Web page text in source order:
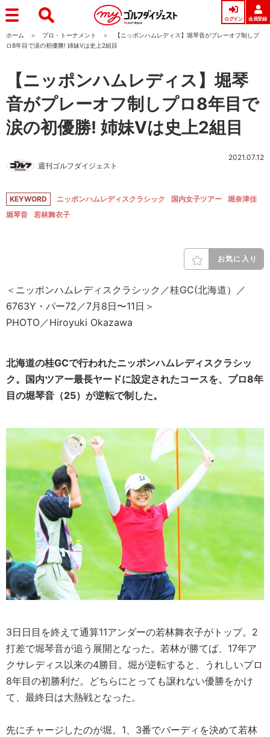
ログイン 会員登録
ホーム プロ・トーナメント
【ニッポンハムレディス】堀琴音がプレーオフ制しプ
ロ8年目で涙の初優勝! 姉妹Vは史上2組目
【ニッポンハムレディス】堀琴
音がプレーオフ制しプロ8年目で
涙の初優勝! 姉妹Vは史上2組目
週刊ゴルフダイジェスト
2021.07.12
KEYWORD ニッポンハムレディスクラシック 国内女子ツアー
堀奈津佳
堀琴音
若林舞衣子
お気に入り
＜ニッポンハムレディスクラシック／桂GC(北海道）／
6763Y・パー72／7月8日〜11日＞
PHOTO／Hiroyuki Okazawa
北海道の桂GCで行われたニッポンハムレディスクラシッ
ク。国内ツアー最長ヤードに設定されたコースを、プロ8年
目の堀琴音（25）が逆転で制した。
3日日目を終えて通算11アンダーの若林舞衣子がトップ。2
打差で堀琴音が追う展開となった。若林が勝てば、17年ア
クサレディス以来の4勝目。堀が逆転すると、うれしいプロ
8年目の初勝利だ。どちらにとっても譲れない優勝をかけ
て、最終日は大熱戦となった。
先にチャージしたのが堀。1、3番でバーディを決めて若林